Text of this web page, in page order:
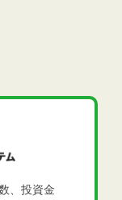
、投資金